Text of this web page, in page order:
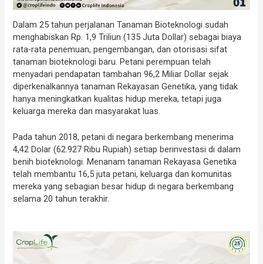
Dalam 25 tahun perjalanan Tanaman Bioteknologi sudah
menghabiskan Rp. 1,9 Triliun (135 Juta Dollar) sebagai biaya
rata-rata penemuan, pengembangan, dan otorisasi sifat
tanaman bioteknologi baru. Petani perempuan telah
menyadari pendapatan tambahan 96,2 Miliar Dollar sejak
diperkenalkannya tanaman Rekayasan Genetika, yang tidak
hanya meningkatkan kualitas hidup mereka, tetapi juga
keluarga mereka dan masyarakat luas.
Pada tahun 2018, petani di negara berkembang menerima
4,42 Dolar (62.927 Ribu Rupiah) setiap berinvestasi di dalam
benih bioteknologi. Menanam tanaman Rekayasa Genetika
telah membantu 16,5 juta petani, keluarga dan komunitas
mereka yang sebagian besar hidup di negara berkembang
selama 20 tahun terakhir.